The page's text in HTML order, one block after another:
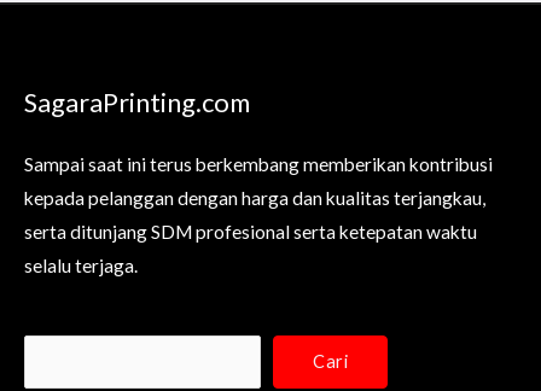
SagaraPrinting.com
Sampai saat ini terus berkembang memberikan kontribusi
kepada pelanggan dengan harga dan kualitas terjangkau,
serta ditunjang SDM profesional serta ketepatan waktu
selalu terjaga.
Cari